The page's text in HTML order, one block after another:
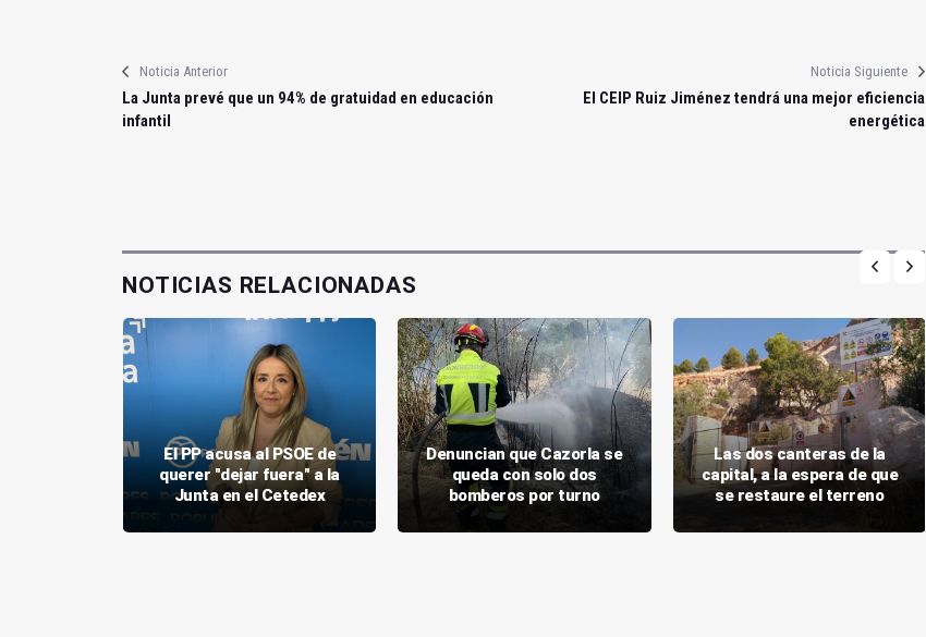
Noticia Anterior
La Junta prevé que un 94% de gratuidad en educación
infantil
Noticia Siguiente
El CEIP Ruiz Jiménez tendrá una mejor eficiencia
energética
NOTICIAS RELACIONADAS
El PP acusa al PSOE de
querer "dejar fuera" a la
Junta en el Cetedex
Denuncian que Cazorla se
queda con solo dos
bomberos por turno
Las dos canteras de la
capital, a la espera de que
se restaure el terreno